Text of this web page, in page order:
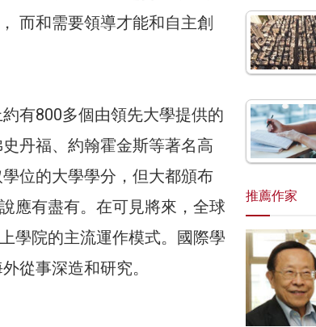
而和需要領導才能和自主創
有800多個由領先大學提供的
丹福、約翰霍金斯等著名高
位的大學學分，但大都頒布
應有盡有。在可見將來，全球
學院的主流運作模式。國際學
從事深造和研究。
推薦作家